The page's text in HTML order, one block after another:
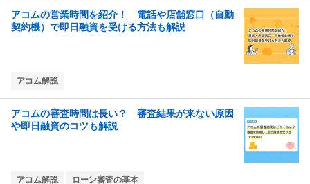
アコムの営業時間を紹介！ 電話や店舗窓口（自動
契約機）で即日融資を受ける方法も解説
アコム解説
アコムの審査時間は長い？ 審査結果が来ない原因
や即日融資のコツも解説
アコム解説 ローン審査の基本